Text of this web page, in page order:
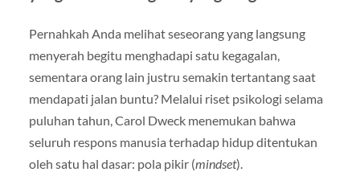
Pernahkah Anda melihat seseorang yang langsung
menyerah begitu menghadapi satu kegagalan,
sementara orang lain justru semakin tertantang saat
mendapati jalan buntu? Melalui riset psikologi selama
puluhan tahun, Carol Dweck menemukan bahwa
seluruh respons manusia terhadap hidup ditentukan
oleh satu hal dasar: pola pikir (mindset).